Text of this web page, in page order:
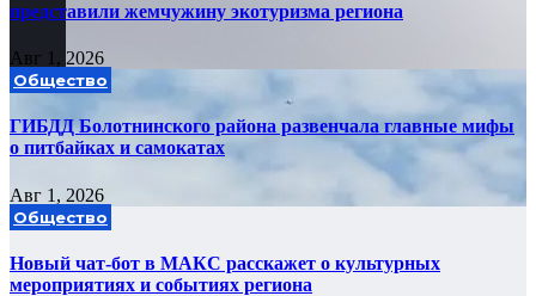
представили жемчужину экотуризма региона
Авг 1, 2026
Общество
ГИБДД Болотнинского района развенчала главные мифы
о питбайках и самокатах
Авг 1, 2026
Общество
Новый чат-бот в МАКС расскажет о культурных
мероприятиях и событиях региона